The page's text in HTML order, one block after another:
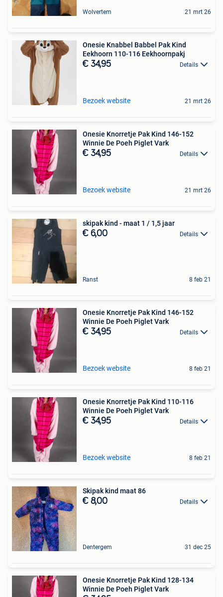
Wolvertem 21 mrt 26
Onesie Knabbel Babbel Pak Kind
Eekhoorn 110-116 Eekhoornpakj
€ 34,95 Details
Bezoek website 21 mrt 26
Onesie Knorretje Pak Kind 146-152
Winnie De Poeh Piglet Vark
€ 34,95 Details
Bezoek website 21 mrt 26
skipak kind - maat 1 / 1,5 jaar
€ 6,00 Details
Ranst 8 feb 21
Onesie Knorretje Pak Kind 146-152
Winnie De Poeh Piglet Vark
€ 34,95 Details
Bezoek website 8 feb 21
Onesie Knorretje Pak Kind 110-116
Winnie De Poeh Piglet Vark
€ 34,95 Details
Bezoek website 8 feb 21
Skipak kind maat 86
€ 8,00 Details
Dentergem 31 dec 25
Onesie Knorretje Pak Kind 128-134
Winnie De Poeh Piglet Vark